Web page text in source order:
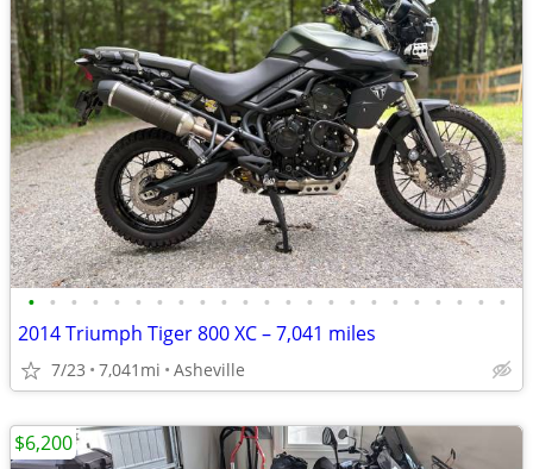
• • • • • • • • • • • • • • • • • • • • • • •
2014 Triumph Tiger 800 XC – 7,041 miles
7/23 7,041mi Asheville
$6,200